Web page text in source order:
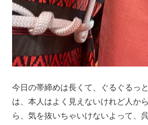
今日の帯締めは長くて、ぐるぐるっ
は、本人はよく見えないけれど人か
ら、気を抜いちゃいけないよって、